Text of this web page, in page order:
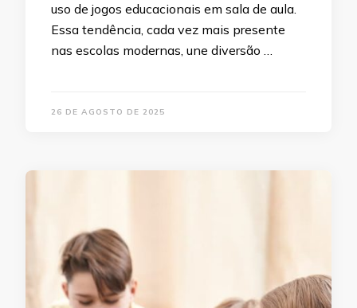
uso de jogos educacionais em sala de aula.
Essa tendência, cada vez mais presente
nas escolas modernas, une diversão …
26 DE AGOSTO DE 2025